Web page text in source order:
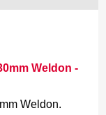
Weldon -
Weldon.